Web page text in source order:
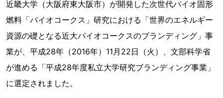
近畿大学（大阪府東大阪市）が開発した次世代バイオ固形
燃料「バイオコークス」研究における「世界のエネルギー
資源の礎となる近大バイオコークスのブランディング」事
業が、平成28年（2016年）11月22日（火）、文部科学省
が進める「平成28年度私立大学研究ブランディング事業」
に選定されました。